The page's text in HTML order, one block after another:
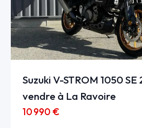
Suzuki V-STROM 1050 SE
vendre à La Ravoire
10 990 €